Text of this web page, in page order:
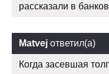
рассказали в
Matvej ответил(а)
Когда засевшая